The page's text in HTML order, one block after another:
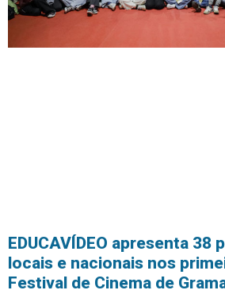
EDUCAVÍDEO apresenta 38
locais e nacionais nos
Festival de Cinema de